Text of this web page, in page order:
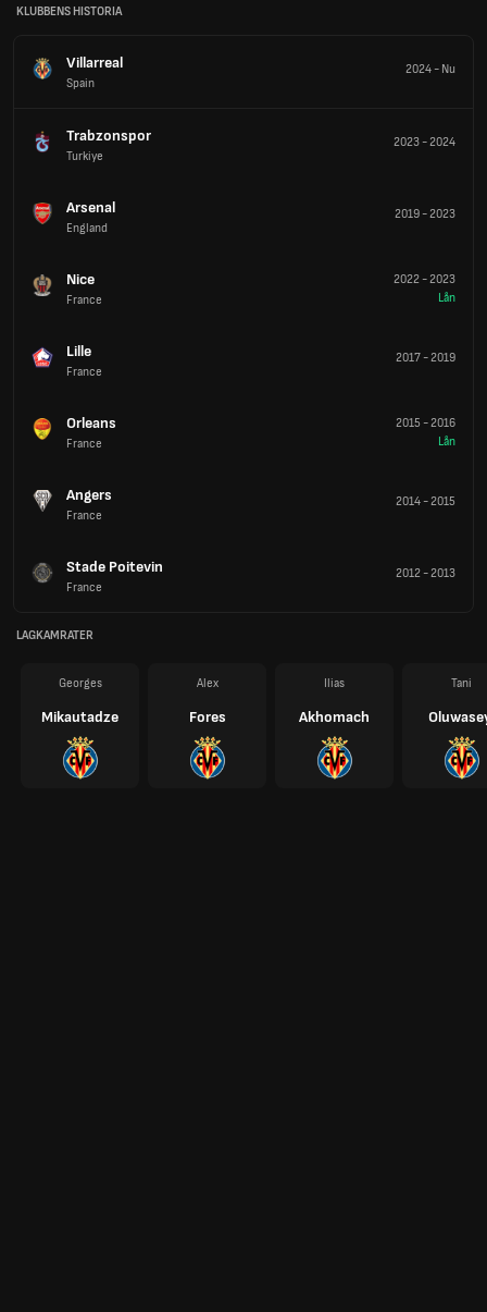
KLUBBENS HISTORIA
Villarreal
Spain
2024- Nu
Trabzonspor
Turkiye
2023-2024
Arsenal
England
2019-2023
Nice
France
2022-2023
Lån
Lille
France
2017-2019
Orleans
France
2015 -2016
Lån
Angers
France
2014-2015
Stade Poitevin
France
2012-2013
LAGKAMRATER
Georges
Mikautadze
Alex
Fores
Ilias
Akhomach
Tani